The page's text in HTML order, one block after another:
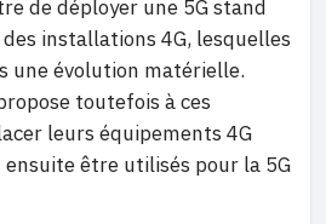
de déployer une 5G stand
installations 4G, lesquelles
une évolution matérielle.
toutefois à ces
leurs équipements 4G
être utilisés pour la 5G